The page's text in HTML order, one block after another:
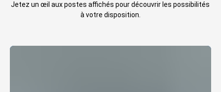
Jetez un œil aux postes affichés pour découvrir les possibilités
à votre disposition.